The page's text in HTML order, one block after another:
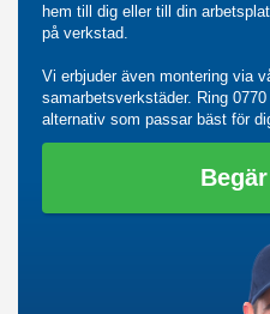
hem till dig eller till din
på verkstad.
Vi erbjuder även montering via
samarbetsverkstäder. Ring 0770
alternativ som passar bäst för